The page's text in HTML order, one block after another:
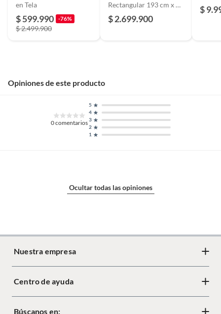
en Tela
$ 599.990 -76%
$ 2.499.900
Rectangular 193 cm x 81
cm
$ 2.699.900
$
Opiniones de este producto
0comentarios
1
2
3
4
5
Ocultar todas las opiniones
Nuestra empresa
Acerca de Crate
Centro de ayuda
Cambios y devoluciones
Búscanos en: